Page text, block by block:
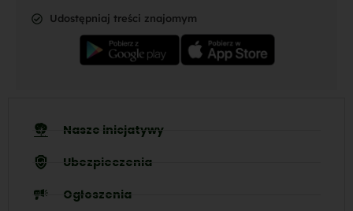
Udostępniaj treści znajomym
Nasze inicjatywy
Ubezpieczenia
Ogłoszenia